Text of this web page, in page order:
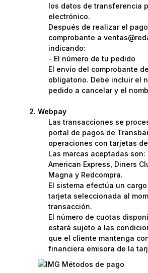
los datos de transferencia
electrónico.
Después de realizar el
comprobante a
indicando:
- El número de tu pedido
El envío del comprobante
obligatorio. Debe incluir el
pedido a cancelar y el
Webpay
Las transacciones se
portal de pagos de
operaciones con tarjetas
Las marcas aceptadas son:
American Express, Diners
Magna y Redcompra.
El sistema efectúa un
tarjeta seleccionada al
transacción.
El número de cuotas
estará sujeto a las
que el cliente mantenga
financiera emisora de la